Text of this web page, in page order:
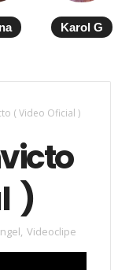
Karol G
( Video Oficial )
)
, Videoclipe